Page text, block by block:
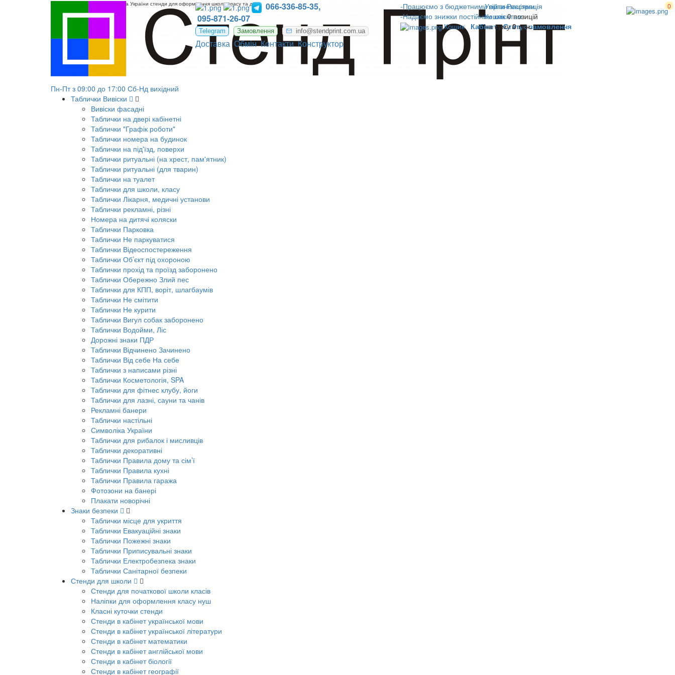
0
Пн-Пт з 09:00 до 17:00 Сб-Нд вихідний
066-336-85-35,
095-871-26-07
Telegram Замовлення info@stendprint.com.ua
Доставка Обмін Контакти Конструктор
-Працюємо з бюджетними організаціями
-Надаємо знижки постійним клієнтам
Кошик
Кабінет Статус замовлення
Увійти Реєстрація
Кошик0 позицій
на суму0 грн.
Таблички Вивіски
Вивіски фасадні
Таблички на двері кабінетні
Таблички "Графік роботи"
Таблички номера на будинок
Таблички на під'їзд, поверхи
Таблички ритуальні (на хрест, пам'ятник)
Таблички ритуальні (для тварин)
Таблички на туалет
Таблички для школи, класу
Таблички Лікарня, медичні установи
Таблички рекламні, різні
Номера на дитячі коляски
Таблички Парковка
Таблички Не паркуватися
Таблички Відеоспостереження
Таблички Об’єкт під охороною
Таблички прохід та проїзд заборонено
Таблички Обережно Злий пес
Таблички для КПП, воріт, шлагбаумів
Таблички Не смітити
Таблички Не курити
Таблички Вигул собак заборонено
Таблички Водойми, Ліс
Дорожні знаки ПДР
Таблички Відчинено Зачинено
Таблички Від себе На себе
Таблички з написами різні
Таблички Косметологія, SPA
Таблички для фітнес клубу, йоги
Таблички для лазні, сауни та чанів
Рекламні банери
Таблички настільні
Символіка України
Таблички для рибалок і мисливців
Таблички декоративні
Таблички Правила дому та сім’ї
Таблички Правила кухні
Таблички Правила гаража
Фотозони на банері
Плакати новорічні
Знаки безпеки
Таблички місце для укриття
Таблички Евакуаційні знаки
Таблички Пожежні знаки
Таблички Приписувальні знаки
Таблички Електробезпека знаки
Таблички Санітарної безпеки
Стенди для школи
Стенди для початкової школи класів
Наліпки для оформлення класу нуш
Класні куточки стенди
Стенди в кабінет української мови
Стенди в кабінет української літератури
Стенди в кабінет математики
Стенди в кабінет англійської мови
Стенди в кабінет біології
Стенди в кабінет географії
Код-19706 Державна символіка України стенди для оформлення школи класу та днз